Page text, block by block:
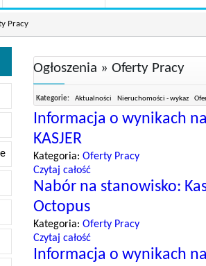
Pracy
Ogłoszenia » Oferty Pracy
Kategorie: Aktualności Nieruchomości - wykaz
Informacja o wynikach
KASJER
Kategoria: Oferty Pracy
Czytaj całość
Nabór na stanowisko:
Octopus
Kategoria: Oferty Pracy
Czytaj całość
Informacja o wynikach